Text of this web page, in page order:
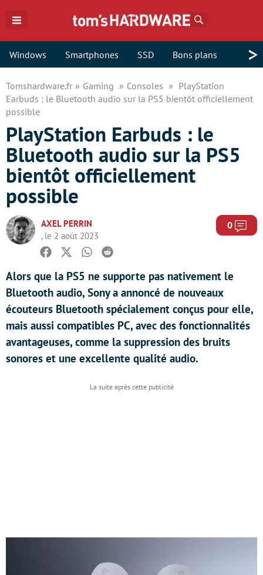
Windows Smartphones SSD Bons plans >
Tomshardware.fr Gaming Consoles
PlayStation
Earbuds : le Bluetooth audio sur la PS5 bientôt officiellement
possible
PlayStation Earbuds : le
Bluetooth audio sur la PS5
bientôt officiellement
possible
AXEL PERRIN
, le 2 août 2023
0
Facebook
TwitterWhatsapp
Reddit
Alors que la PS5 ne supporte pas nativement le
Bluetooth audio, Sony a annoncé de nouveaux
écouteurs Bluetooth spécialement conçus pour elle,
mais aussi compatibles PC, avec des fonctionnalités
avantageuses, comme la suppression des bruits
sonores et une excellente qualité audio.